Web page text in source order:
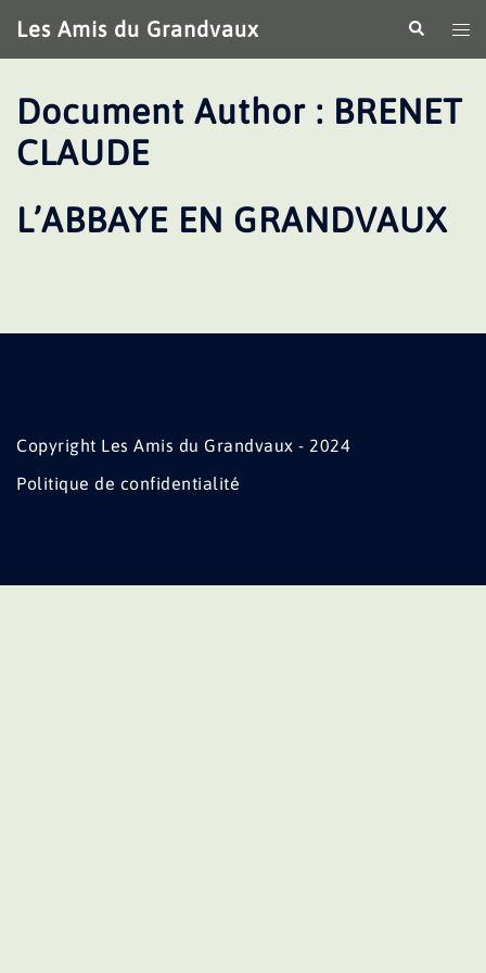
au
contenu
Les Amis du Grandvaux
le
Document Author : BRENET
CLAUDE
L’ABBAYE EN GRANDVAUX
Copyright Les Amis du Grandvaux - 2024
Politique de confidentialité